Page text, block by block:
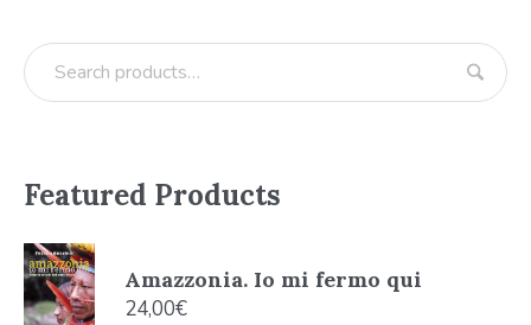
Featured Products
Amazzonia. Io mi fermo qui
24,00€